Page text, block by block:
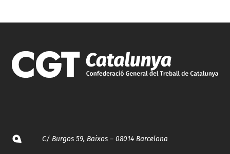
C/ Burgos 59, Baixos – 08014 Barcelona